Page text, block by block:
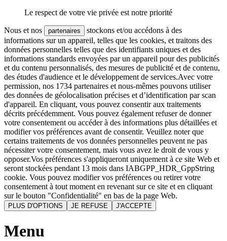
Le respect de votre vie privée est notre priorité
Nous et nos partenaires
stockons et/ou accédons à des
informations sur un appareil, telles que les cookies, et traitons des
données personnelles telles que des identifiants uniques et des
informations standards envoyées par un appareil pour des publicités
et du contenu personnalisés, des mesures de publicité et de contenu,
des études d'audience et le développement de services.Avec votre
permission, nos 1734 partenaires et nous-mêmes pouvons utiliser
des données de géolocalisation précises et d’identification par scan
d'appareil. En cliquant, vous pouvez consentir aux traitements
décrits précédemment. Vous pouvez également refuser de donner
votre consentement ou accéder à des informations plus détaillées et
modifier vos préférences avant de consentir. Veuillez noter que
certains traitements de vos données personnelles peuvent ne pas
nécessiter votre consentement, mais vous avez le droit de vous y
opposer.Vos préférences s'appliqueront uniquement à ce site Web et
seront stockées pendant 13 mois dans IABGPP_HDR_GppString
cookie. Vous pouvez modifier vos préférences ou retirer votre
consentement à tout moment en revenant sur ce site et en cliquant
sur le bouton "Confidentialité" en bas de la page Web.
PLUS D'OPTIONS JE REFUSE J'ACCEPTE
Menu